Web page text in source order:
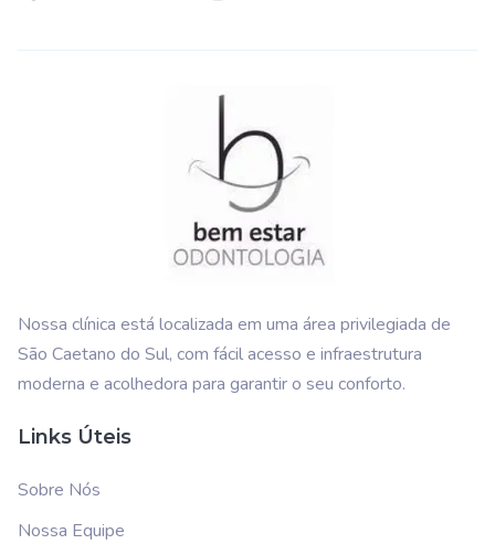
Nossa clínica está localizada em uma área privilegiada de
São Caetano do Sul, com fácil acesso e infraestrutura
moderna e acolhedora para garantir o seu conforto.
Links Úteis
Sobre Nós
Nossa Equipe